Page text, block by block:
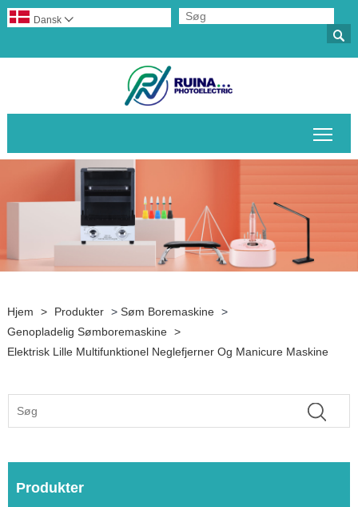

Dansk 
Hjem > Produkter > Søm Boremaskine >
Genopladelig Sømboremaskine >
Elektrisk Lille Multifunktionel Neglefjerner Og Manicure Maskine
Produkter